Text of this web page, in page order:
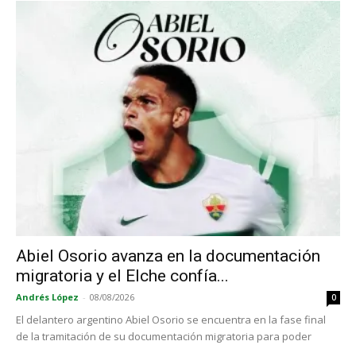
Abiel Osorio avanza en la documentación
migratoria y el Elche confía...
Andrés López - 08/08/2026 0
El delantero argentino Abiel Osorio se encuentra en la fase final
de la tramitación de su documentación migratoria para poder